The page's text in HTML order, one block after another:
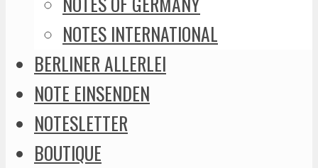
NOTES INTERNATIONAL
BERLINER ALLERLEI
NOTE EINSENDEN
NOTESLETTER
BOUTIQUE